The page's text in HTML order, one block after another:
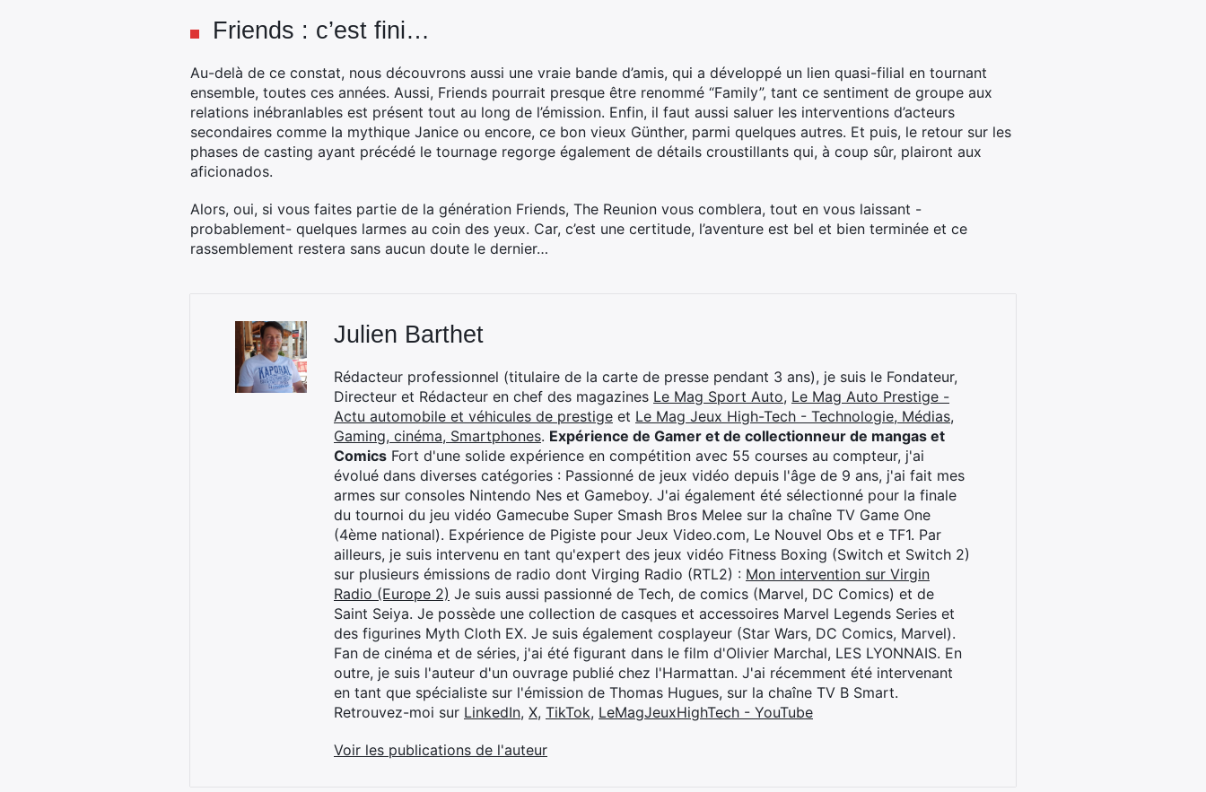
Friends : c’est fini…
Au-delà de ce constat, nous découvrons aussi une vraie bande d’amis, qui a développé un lien quasi-filial en tournant
ensemble, toutes ces années. Aussi, Friends pourrait presque être renommé “Family”, tant ce sentiment de groupe aux
relations inébranlables est présent tout au long de l’émission. Enfin, il faut aussi saluer les interventions d’acteurs
secondaires comme la mythique Janice ou encore, ce bon vieux Günther, parmi quelques autres. Et puis, le retour sur les
phases de casting ayant précédé le tournage regorge également de détails croustillants qui, à coup sûr, plairont aux
aficionados.
Alors, oui, si vous faites partie de la génération Friends, The Reunion vous comblera, tout en vous laissant -
probablement- quelques larmes au coin des yeux. Car, c’est une certitude, l’aventure est bel et bien terminée et ce
rassemblement restera sans aucun doute le dernier…
Julien Barthet
Rédacteur professionnel (titulaire de la carte de presse pendant 3 ans), je suis le Fondateur,
Directeur et Rédacteur en chef des magazines Le Mag Sport Auto, Le Mag Auto Prestige -
Actu automobile et véhicules de prestige et Le Mag Jeux High-Tech - Technologie, Médias,
Gaming, cinéma, Smartphones. Expérience de Gamer et de collectionneur de mangas et
Comics Fort d'une solide expérience en compétition avec 55 courses au compteur, j'ai
évolué dans diverses catégories : Passionné de jeux vidéo depuis l'âge de 9 ans, j'ai fait mes
armes sur consoles Nintendo Nes et Gameboy. J'ai également été sélectionné pour la finale
du tournoi du jeu vidéo Gamecube Super Smash Bros Melee sur la chaîne TV Game One
(4ème national). Expérience de Pigiste pour Jeux Video.com, Le Nouvel Obs et e TF1. Par
ailleurs, je suis intervenu en tant qu'expert des jeux vidéo Fitness Boxing (Switch et Switch 2)
sur plusieurs émissions de radio dont Virging Radio (RTL2) : Mon intervention sur Virgin
Radio (Europe 2) Je suis aussi passionné de Tech, de comics (Marvel, DC Comics) et de
Saint Seiya. Je possède une collection de casques et accessoires Marvel Legends Series et
des figurines Myth Cloth EX. Je suis également cosplayeur (Star Wars, DC Comics, Marvel).
Fan de cinéma et de séries, j'ai été figurant dans le film d'Olivier Marchal, LES LYONNAIS. En
outre, je suis l'auteur d'un ouvrage publié chez l'Harmattan. J'ai récemment été intervenant
en tant que spécialiste sur l'émission de Thomas Hugues, sur la chaîne TV B Smart.
Retrouvez-moi sur LinkedIn, X, TikTok, LeMagJeuxHighTech - YouTube
Voir les publications de l'auteur